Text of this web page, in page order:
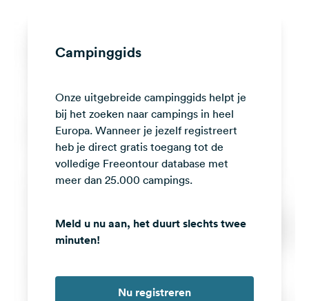
Facebook
Instagram
Campinggids
Onze uitgebreide campinggids helpt je
bij het zoeken naar campings in heel
Europa. Wanneer je jezelf registreert
heb je direct gratis toegang tot de
volledige Freeontour database met
meer dan 25.000 campings.
Meld u nu aan, het duurt slechts twee
minuten!
Nu registreren